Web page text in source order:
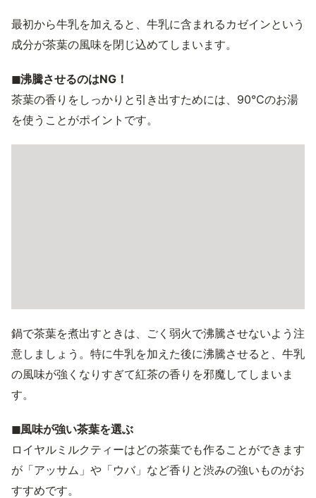
最初から牛乳を加えると、牛乳に含まれるカゼインという
成分が茶葉の風味を閉じ込めてしまいます。
◼︎沸騰させるのはNG！
茶葉の香りをしっかりと引き出すためには、90℃のお湯
を使うことがポイントです。
鍋で茶葉を煮出すときは、ごく弱火で沸騰させないよう注
意しましょう。特に牛乳を加えた後に沸騰させると、牛乳
の風味が強くなりすぎて紅茶の香りを邪魔してしまいま
す。
◼︎風味が強い茶葉を選ぶ
ロイヤルミルクティーはどの茶葉でも作ることができます
が「アッサム」や「ウバ」など香りと渋みの強いものがお
すすめです。